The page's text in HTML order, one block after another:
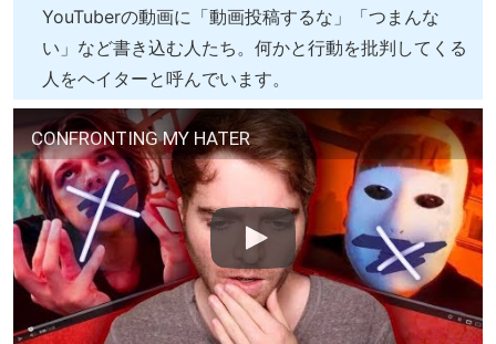
YouTuberの動画に「動画投稿するな」「つまんな
い」など書き込む人たち。何かと行動を批判してくる
人をヘイターと呼んでいます。
CONFRONTING MY HATER